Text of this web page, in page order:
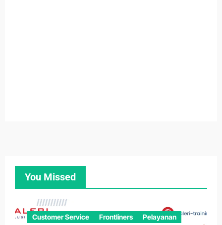
You Missed
Customer Service Frontliners Pelayanan